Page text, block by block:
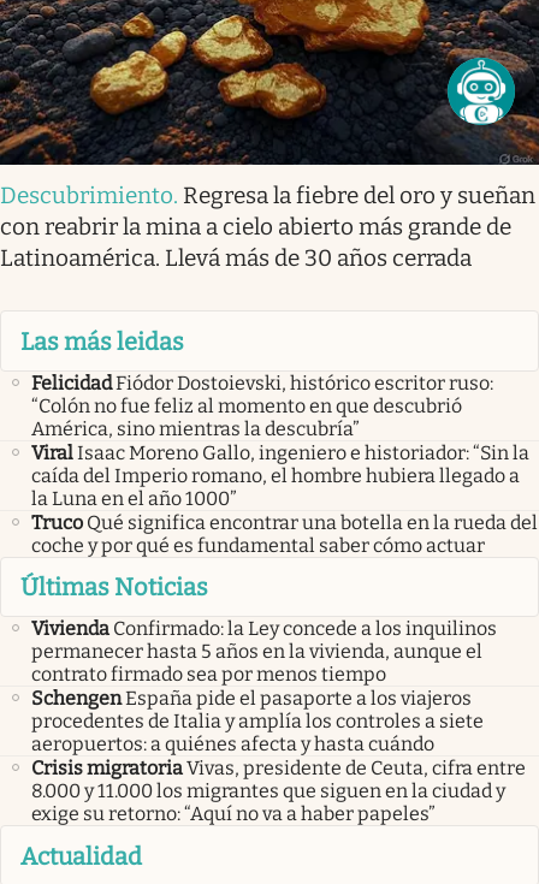
Descubrimiento. Regresa la fiebre del oro y sueñan
con reabrir la mina a cielo abierto más grande de
Latinoamérica. Llevá más de 30 años cerrada
Las más leidas
FelicidadFiódor Dostoievski, histórico escritor ruso:
“Colón no fue feliz al momento en que descubrió
América, sino mientras la descubría”
ViralIsaac Moreno Gallo, ingeniero e historiador: “Sin la
caída del Imperio romano, el hombre hubiera llegado a
la Luna en el año 1000”
Truco Qué significa encontrar una botella en la rueda del
coche y por qué es fundamental saber cómo actuar
Últimas Noticias
Vivienda Confirmado: la Ley concede a los inquilinos
permanecer hasta 5 años en la vivienda, aunque el
contrato firmado sea por menos tiempo
SchengenEspaña pide el pasaporte a los viajeros
procedentes de Italia y amplía los controles a siete
aeropuertos: a quiénes afecta y hasta cuándo
Crisis migratoriaVivas, presidente de Ceuta, cifra entre
8.000 y 11.000 los migrantes que siguen en la ciudad y
exige su retorno: “Aquí no va a haber papeles”
Actualidad